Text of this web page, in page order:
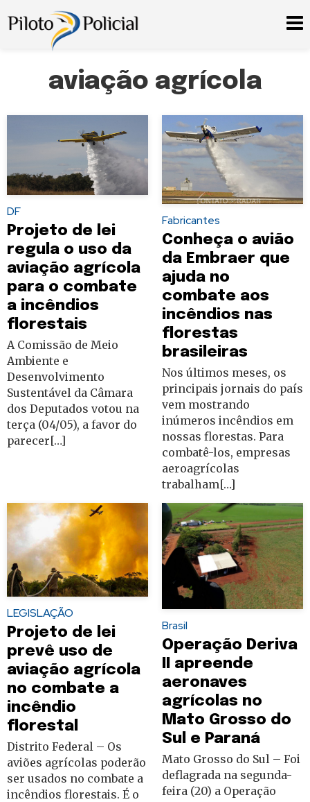
aviação agrícola
DF
Projeto de lei
regula o uso da
aviação agrícola
para o combate
a incêndios
florestais
A Comissão de Meio
Ambiente e
Desenvolvimento
Sustentável da Câmara
dos Deputados votou na
terça (04/05), a favor do
parecer[…]
Fabricantes
Conheça o avião
da Embraer que
ajuda no
combate aos
incêndios nas
florestas
brasileiras
Nos últimos meses, os
principais jornais do país
vem mostrando
inúmeros incêndios em
nossas florestas. Para
combatê-los, empresas
aeroagrícolas
trabalham[…]
LEGISLAÇÃO
Projeto de lei
prevê uso de
aviação agrícola
no combate a
incêndio
florestal
Distrito Federal – Os
aviões agrícolas poderão
ser usados no combate a
incêndios florestais. É o
Brasil
Operação Deriva
II apreende
aeronaves
agrícolas no
Mato Grosso do
Sul e Paraná
Mato Grosso do Sul – Foi
deflagrada na segunda-
feira (20) a Operação